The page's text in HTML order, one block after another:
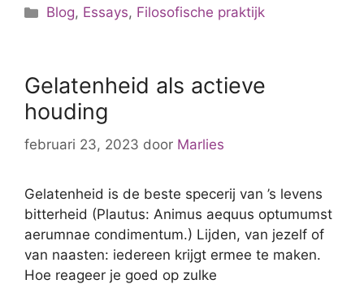
de
handelen
tussen
en
Categorieën
Blog, Essays, Filosofische praktijk
Gelatenheid als actieve
houding
februari 23, 2023 door Marlies
Gelatenheid is de beste specerij van ’s levens
bitterheid (Plautus: Animus aequus optumumst
aerumnae condimentum.) Lijden, van jezelf of
van naasten: iedereen krijgt ermee te maken.
Hoe reageer je goed op zulke